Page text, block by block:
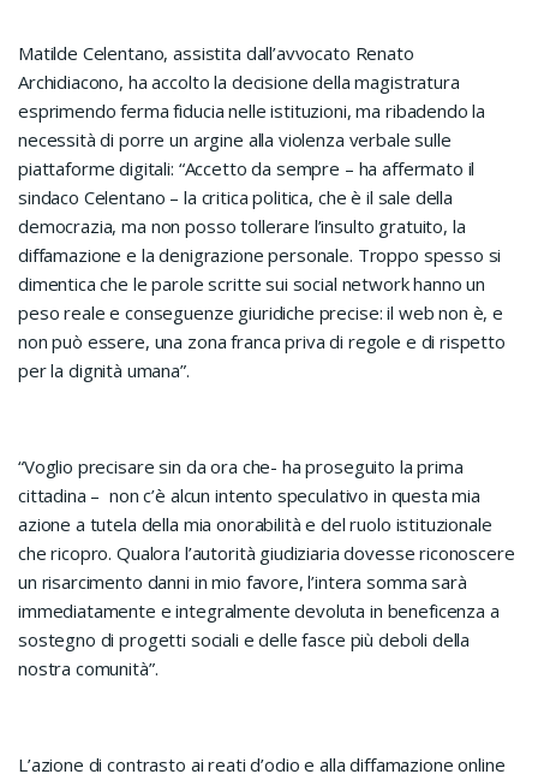
Matilde Celentano, assistita dall’avvocato Renato
Archidiacono, ha accolto la decisione della magistratura
esprimendo ferma fiducia nelle istituzioni, ma ribadendo la
necessità di porre un argine alla violenza verbale sulle
piattaforme digitali: “Accetto da sempre – ha affermato il
sindaco Celentano – la critica politica, che è il sale della
democrazia, ma non posso tollerare l’insulto gratuito, la
diffamazione e la denigrazione personale. Troppo spesso si
dimentica che le parole scritte sui social network hanno un
peso reale e conseguenze giuridiche precise: il web non è, e
non può essere, una zona franca priva di regole e di rispetto
per la dignità umana”.
“Voglio precisare sin da ora che- ha proseguito la prima
cittadina – non c’è alcun intento speculativo in questa mia
azione a tutela della mia onorabilità e del ruolo istituzionale
che ricopro. Qualora l’autorità giudiziaria dovesse riconoscere
un risarcimento danni in mio favore, l’intera somma sarà
immediatamente e integralmente devoluta in beneficenza a
sostegno di progetti sociali e delle fasce più deboli della
nostra comunità”.
L’azione di contrasto ai reati d’odio e alla diffamazione online